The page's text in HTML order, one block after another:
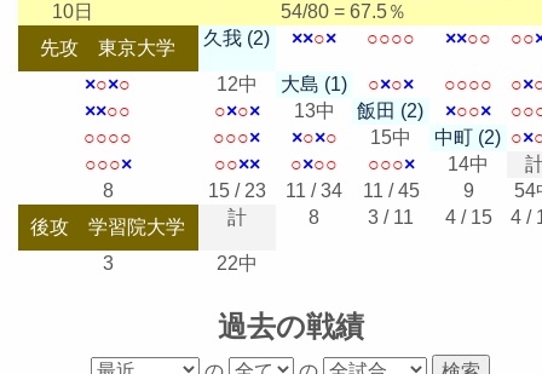
10日
54/80 = 67.5％
先攻 東京大学
久我 (2) ××○× ○○○○ ××○○ ○○
×○×○ 12中 大島 (1) ○×○× ○○○○ ○×
××○○ ○×○× 13中 飯田 (2) ×○○× ○○
○○○○ ○○○× ×○×○ 15中 中町 (2) ○×
○○○× ○○×× ○×○○ ○○○× 14中
8
15 / 23 11 / 34 11 / 45 9
54
後攻 学習院大学
計 8 3 / 11 4 / 15 4 /
3 22中
過去の戦績